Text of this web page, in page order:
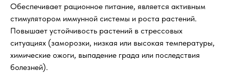
Обеспечивает рационное питание, является активным
стимулятором иммунной системы и роста растений.
Повышает устойчивость растений в стрессовых
ситуациях (заморозки, низкая или высокая температуры,
химические ожоги, выпадение града или последствия
болезней).